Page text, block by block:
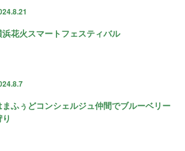
浜花火スマートフェスティバル
まふぅどコンシェルジュ仲間でブルーベリー